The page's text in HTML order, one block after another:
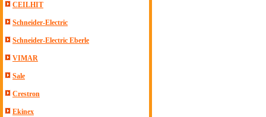
CEILHIT
Schneider-Electric
Schneider-Electric Eberle
VIMAR
Sale
Crestron
Ekinex